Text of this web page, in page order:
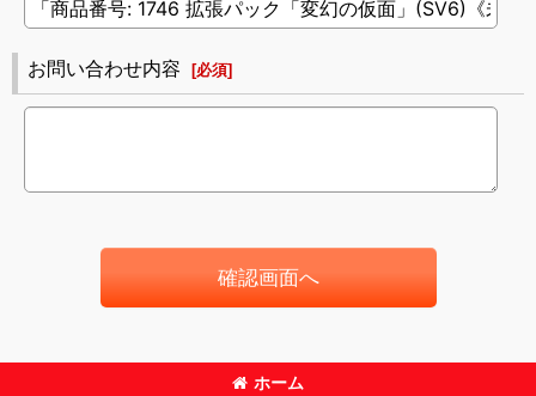
お問い合わせ内容 [必須]
確認画面へ
ホーム